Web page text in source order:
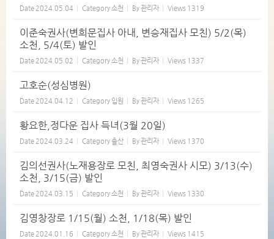
Date 2024.05.04 Category소천 By관리자 Views 1319
이준숙권사(변희문집사 아내, 변승재집사 모친) 5/2(목)
소천, 5/4(토) 발인
Date 2024.05.02 Category소천 By관리자 Views 1337
고호순(성심병원)
Date 2024.04.12 Category 입원 By관리자 Views 1265
황요한,정다운 집사 득녀(3월 20일)
Date 2024.03.24 Category출산 By관리자 Views 1370
김의선권사(노재용장로 모친, 최영숙권사 시모) 3/13(수)
소천, 3/15(금) 발인
Date 2024.03.15 Category소천 By관리자 Views 1330
김영창장로 1/15(월) 소천, 1/18(목) 발인
Date 2024.01.16 Category소천 By관리자 Views 1415